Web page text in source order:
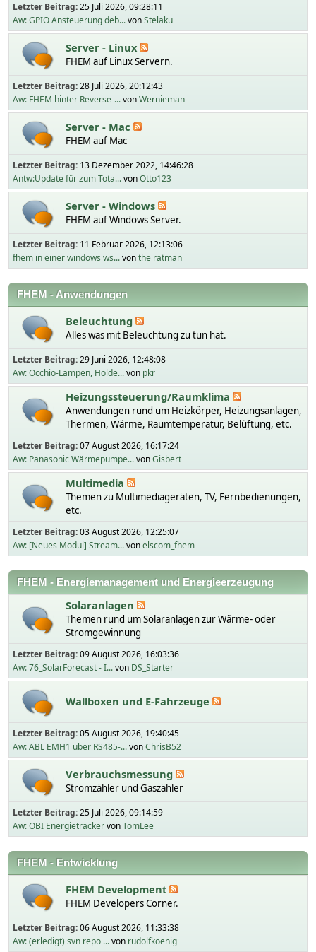
Letzter Beitrag:25 Juli 2026, 09:28:11
Aw: GPIO Ansteuerung deb...vonStelaku
Server - Linux
FHEM auf Linux Servern.
Letzter Beitrag:28 Juli 2026, 20:12:43
Aw: FHEM hinter Reverse-...vonWernieman
Server - Mac
FHEM auf Mac
Letzter Beitrag: 13 Dezember 2022, 14:46:28
Antw:Update für zum Tota...vonOtto123
Server - Windows
FHEM auf Windows Server.
Letzter Beitrag: 11 Februar 2026, 12:13:06
fhem in einer windows ws...vonthe ratman
FHEM - Anwendungen
Beleuchtung
Alles was mit Beleuchtung zu tun hat.
Letzter Beitrag:29 Juni 2026, 12:48:08
Aw: Occhio-Lampen, Holde...von pkr
Heizungssteuerung/Raumklima
Anwendungen rund um Heizkörper, Heizungsanlagen,
Thermen, Wärme, Raumtemperatur, Belüftung, etc.
Letzter Beitrag:07 August 2026, 16:17:24
Aw: Panasonic Wärmepumpe...vonGisbert
Multimedia
Themen zu Multimediageräten, TV, Fernbedienungen,
etc.
Letzter Beitrag:03 August 2026, 12:25:07
Aw: [Neues Modul] Stream...vonelscom_fhem
FHEM - Energiemanagement und Energieerzeugung
Solaranlagen
Themen rund um Solaranlagen zur Wärme- oder
Stromgewinnung
Letzter Beitrag:09 August 2026, 16:03:36
Aw: 76_SolarForecast - I...von DS_Starter
Wallboxen und E-Fahrzeuge
Letzter Beitrag:05 August 2026, 19:40:45
Aw: ABL EMH1 über RS485-...vonChrisB52
Verbrauchsmessung
Stromzähler und Gaszähler
Letzter Beitrag:25 Juli 2026, 09:14:59
Aw: OBI EnergietrackervonTomLee
FHEM - Entwicklung
FHEM Development
FHEM Developers Corner.
Letzter Beitrag:06 August 2026, 11:33:38
Aw: (erledigt) svn repo ...von rudolfkoenig